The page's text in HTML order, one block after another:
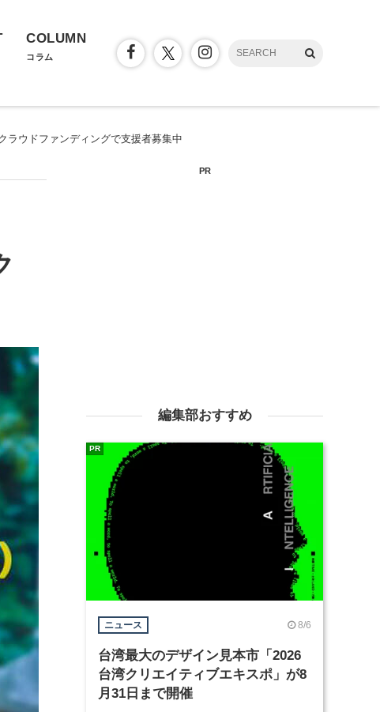
COLUMN
コラム
ラウドファンディングで支援者募集中
PR
編集部おすすめ
ニュース 8/6
台湾最大のデザイン見本市「2026
台湾クリエイティブエキスポ」が8
月31日まで開催
PR